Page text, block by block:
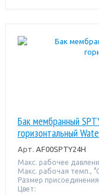
Бак мембранный
горизонтальный
Арт. AF00SPTY24H
Макс. рабочее
Макс. рабочая темп.,
Размер
Цвет: